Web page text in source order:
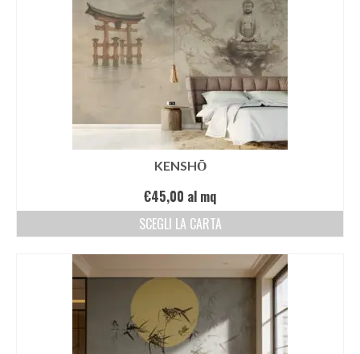
KENSHŌ
€45,00 al mq
SCEGLI LA CARTA